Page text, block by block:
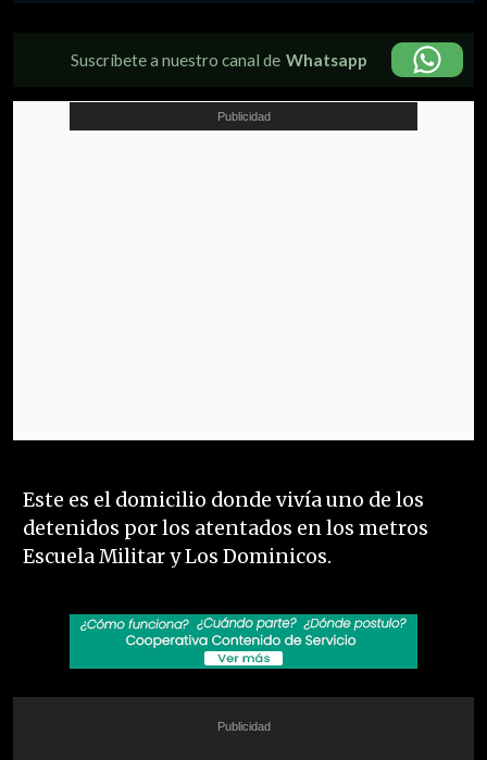
Suscríbete a nuestro canal de Whatsapp
Este es el domicilio donde vivía uno de los
detenidos por los atentados en los metros
Escuela Militar y Los Dominicos.